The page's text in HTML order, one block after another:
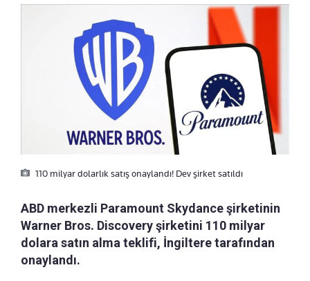
110 milyar dolarlık satış onaylandı! Dev şirket satıldı
ABD merkezli Paramount Skydance şirketinin
Warner Bros. Discovery şirketini 110 milyar
dolara satın alma teklifi, İngiltere tarafından
onaylandı.